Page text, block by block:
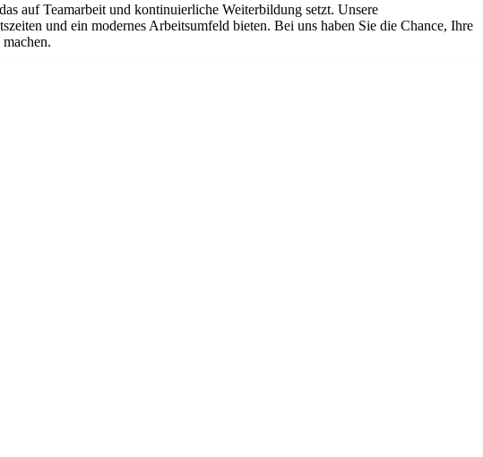
auf Teamarbeit und kontinuierliche Weiterbildung setzt. Unsere
und ein modernes Arbeitsumfeld bieten. Bei uns haben Sie die Chance, Ihre